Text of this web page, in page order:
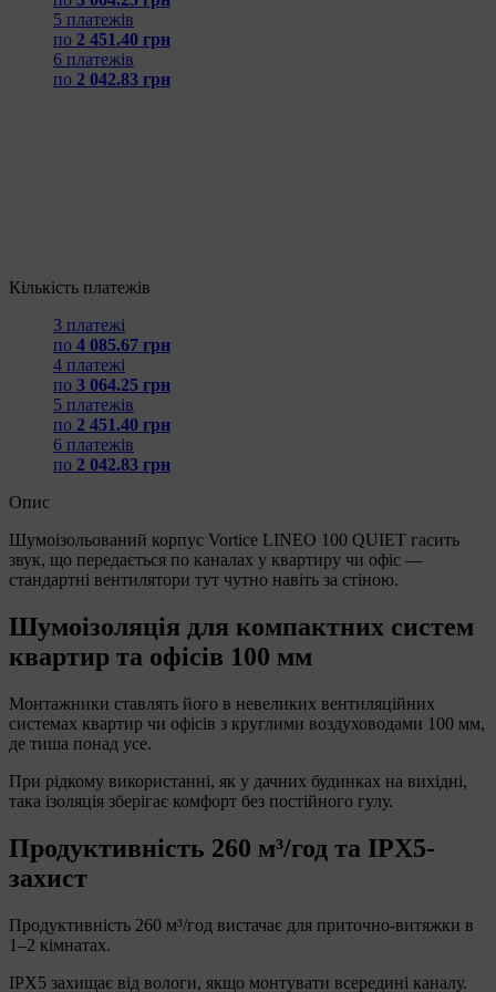
5 платежів
по 2 451.40 грн
6 платежів
по 2 042.83 грн
Кількість платежів
3 платежі
по 4 085.67 грн
4 платежі
по 3 064.25 грн
5 платежів
по 2 451.40 грн
6 платежів
по 2 042.83 грн
Опис
Шумоізольований корпус Vortice LINEO 100 QUIET гасить
звук, що передається по каналах у квартиру чи офіс —
стандартні вентилятори тут чутно навіть за стіною.
Шумоізоляція для компактних систем
квартир та офісів 100 мм
Монтажники ставлять його в невеликих вентиляційних
системах квартир чи офісів з круглими воздуховодами 100 мм,
де тиша понад усе.
При рідкому використанні, як у дачних будинках на вихідні,
така ізоляція зберігає комфорт без постійного гулу.
Продуктивність 260 м³/год та IPX5-
захист
Продуктивність 260 м³/год вистачає для приточно-витяжки в
1–2 кімнатах.
IPX5 захищає від вологи, якщо монтувати всередині каналу.